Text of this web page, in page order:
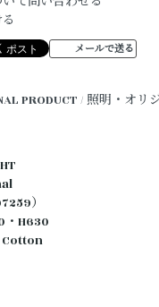
メールで送る
PRODUCT / 照明・オリ
）
・H630
Cotton